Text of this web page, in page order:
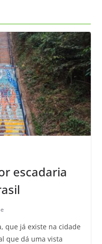
escadaria
que já existe na cidade
que dá uma vista